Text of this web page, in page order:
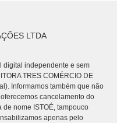
LTDA
digital independente e sem
TRES COMÉRCIO DE
Informamos também que não
cancelamento do
nome ISTOÉ, tampouco
apenas pelo